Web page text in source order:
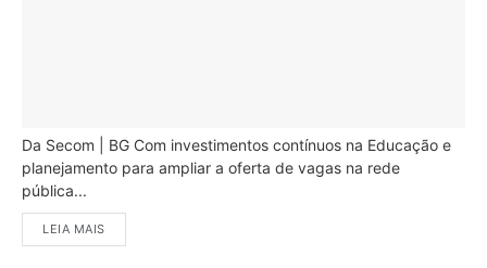
Da Secom | BG Com investimentos contínuos na Educação e
planejamento para ampliar a oferta de vagas na rede
pública...
LEIA MAIS